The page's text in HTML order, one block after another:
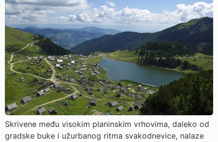
Skrivene među visokim planinskim vrhovima, daleko od
gradske buke i užurbanog ritma svakodnevice, nalaze